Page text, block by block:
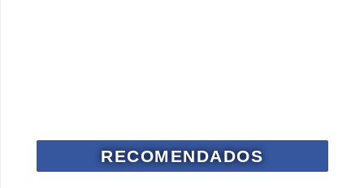
RECOMENDADOS